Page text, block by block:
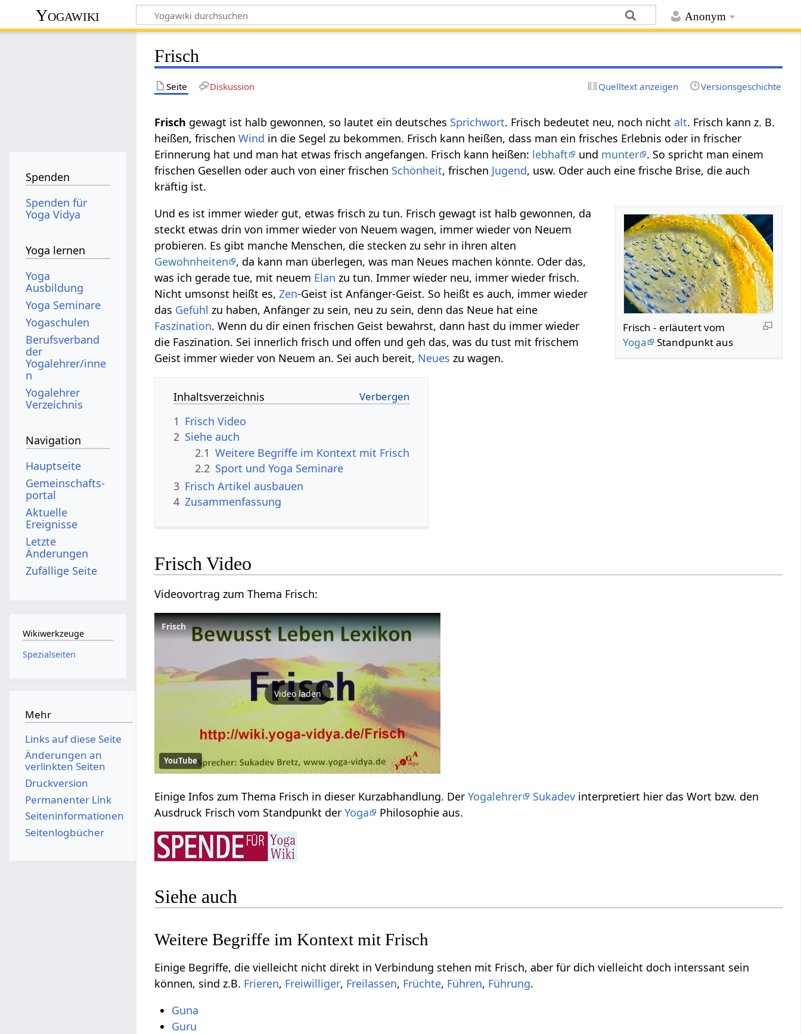
Anonym
Yogawiki
Frisch
Seite Diskussion Quelltext anzeigen Versionsgeschichte
gewagt ist halb gewonnen, so lautet ein deutsches Sprichwort. Frisch bedeutet neu, noch nicht alt. Frisch kann z. B.
heißen, frischenWind in die Segel zu bekommen. Frisch kann heißen, dass man ein frisches Erlebnis oder in frischer
Erinnerung hat und man hat etwas frisch angefangen. Frisch kann heißen: lebhaft und munter . So spricht man einem
frischen Gesellen oder auch von einer frischen Schönheit, frischen Jugend, usw. Oder auch eine frische Brise, die auch
kräftig ist.
Frisch‏‎ - erläutert vom
Yoga
Standpunkt aus
Und es ist immer wieder gut, etwas frisch zu tun. Frisch gewagt ist halb gewonnen, da
steckt etwas drin von immer wieder von Neuem wagen, immer wieder von Neuem
probieren. Es gibt manche Menschen, die stecken zu sehr in ihren alten
Gewohnheiten
, da kann man überlegen, was man Neues machen könnte. Oder das,
was ich gerade tue, mit neuem Elan zu tun. Immer wieder neu, immer wieder frisch.
Nicht umsonst heißt es,Zen-Geist ist Anfänger-Geist. So heißt es auch, immer wieder
das Gefühl zu haben, Anfänger zu sein, neu zu sein, denn das Neue hat eine
Faszination. Wenn du dir einen frischen Geist bewahrst, dann hast du immer wieder
die Faszination. Sei innerlich frisch und offen und geh das, was du tust mit frischem
Geist immer wieder von Neuem an. Sei auch bereit, Neues zu wagen.
Inhaltsverzeichnis
1
Frisch‏‎ Video
2 Siehe auch
2.1
2.2 Sport und Yoga Seminare
3
Frisch‏‎ Artikel ausbauen
4 Zusammenfassung
Frisch‏‎ Video
Videovortrag zum Thema Frisch‏‎:
Frisch‏‎
Video laden
YouTube
Einige Infos zum Thema Frisch‏‎ in dieser Kurzabhandlung. DerYogalehrer Sukadev interpretiert hier das Wort bzw. den
Ausdruck Frisch‏‎ vom Standpunkt derYoga Philosophie aus.
Siehe auch
Einige Begriffe, die vielleicht nicht direkt in Verbindung stehen mit Frisch‏‎, aber für dich vielleicht doch interssant sein
können, sind z.B.
, , , , , Führung.
Guna
Guru
Spenden
Spenden für
Yoga Vidya
Yoga lernen
Yoga
Ausbildung
Yoga Seminare
Yogaschulen
Berufsverband
der
Yogalehrer/inne
n
Yogalehrer
Verzeichnis
Navigation
Hauptseite
Gemeinschafts­
portal
Aktuelle
Ereignisse
Letzte
Änderungen
Zufällige Seite
Wikiwerkzeuge
Spezialseiten
Mehr
Links auf diese Seite
Änderungen an
verlinkten Seiten
Druckversion
Permanenter Link
Seiten­­informationen
Seitenlogbücher